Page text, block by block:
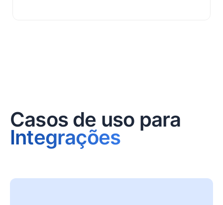
Casos de uso para
Integrações